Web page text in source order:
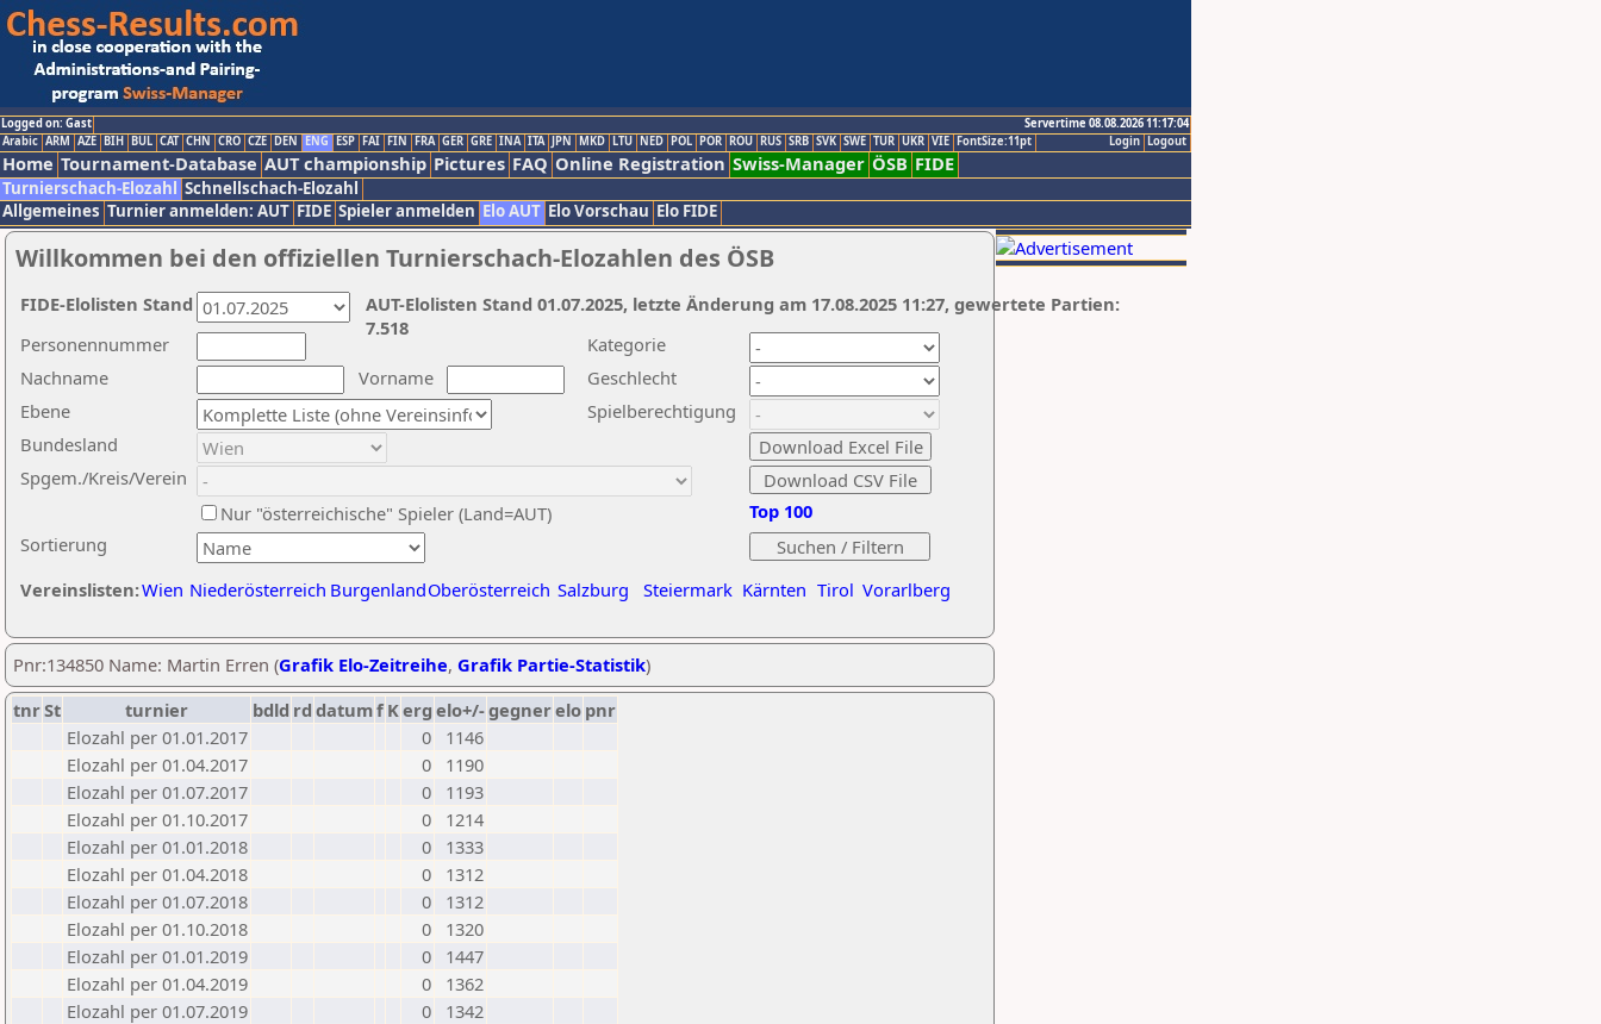
Logged on: Gast
Servertime 08.08.2026 11:17:04
Logout
Login
Arabic ARM AZE BIH BUL CAT CHN CRO CZE DEN ENG ESP FAI FIN FRA GER GRE INA ITA JPN MKD LTU NED POL POR ROU RUS SRB SVK SWE TUR UKR VIE FontSize:11pt
Home Tournament-Database AUT championship Pictures FAQ Online Registration Swiss-Manager ÖSB FIDE
Turnierschach-Elozahl Schnellschach-Elozahl
Allgemeines Turnier anmelden: AUT FIDE Spieler anmelden Elo AUT Elo Vorschau Elo FIDE
Willkommen bei den offiziellen Turnierschach-Elozahlen des ÖSB
Nachname
Vorname
Ebene
Kategorie
Sortierung
Personennummer
Bundesland
Spgem./Kreis/Verein
Geschlecht
Nur "österreichische" Spieler (Land=AUT)
Spielberechtigung
Vereinslisten:Wien Niederösterreich BurgenlandOberösterreich Salzburg Steiermark Kärnten Tirol Vorarlberg
Top 100
AUT-Elolisten Stand 01.07.2025, letzte Änderung am 17.08.2025 11:27, gewertete Partien:
7.518
FIDE-Elolisten Stand
Pnr:134850 Name: Martin Erren (Grafik Elo-Zeitreihe, Grafik Partie-Statistik)
tnrSt turnier bdld rd datumf Kerg elo+/-gegnerelo pnr
Elozahl per 01.01.2017
0
1146
Elozahl per 01.04.2017
0
1190
Elozahl per 01.07.2017
0
1193
Elozahl per 01.10.2017
0
1214
Elozahl per 01.01.2018
0
1333
Elozahl per 01.04.2018
0
1312
Elozahl per 01.07.2018
0
1312
Elozahl per 01.10.2018
0
1320
Elozahl per 01.01.2019
0
1447
Elozahl per 01.04.2019
0
1362
Elozahl per 01.07.2019
0
1342